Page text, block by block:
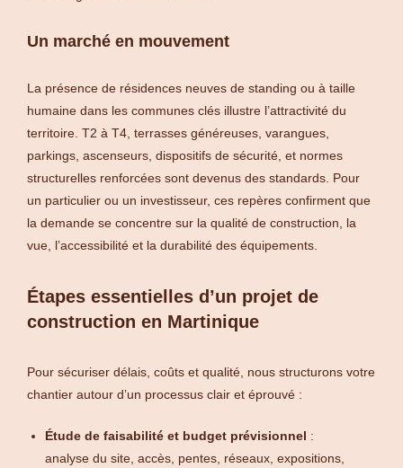
Un marché en mouvement
La présence de résidences neuves de standing ou à taille
humaine dans les communes clés illustre l’attractivité du
territoire. T2 à T4, terrasses généreuses, varangues,
parkings, ascenseurs, dispositifs de sécurité, et normes
structurelles renforcées sont devenus des standards. Pour
un particulier ou un investisseur, ces repères confirment que
la demande se concentre sur la qualité de construction, la
vue, l’accessibilité et la durabilité des équipements.
Étapes essentielles d’un projet de
construction en Martinique
Pour sécuriser délais, coûts et qualité, nous structurons votre
chantier autour d’un processus clair et éprouvé :
Étude de faisabilité et budget prévisionnel :
analyse du site, accès, pentes, réseaux, expositions,